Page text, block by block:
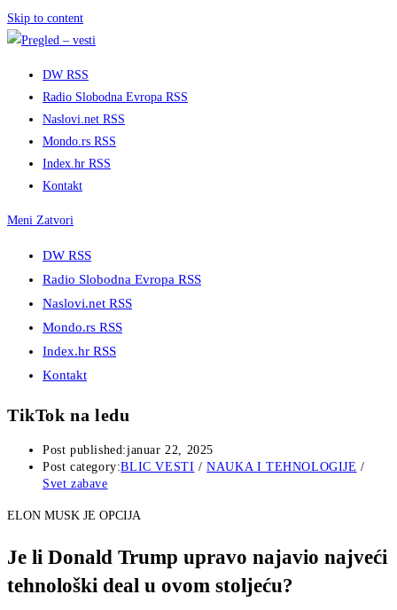
Skip to content
DW RSS
Radio Slobodna Evropa RSS
Naslovi.net RSS
Mondo.rs RSS
Index.hr RSS
Kontakt
Meni Zatvori
DW RSS
Radio Slobodna Evropa RSS
Naslovi.net RSS
Mondo.rs RSS
Index.hr RSS
Kontakt
TikTok na ledu
Post published:januar 22, 2025
Post category:BLIC VESTI / NAUKA I TEHNOLOGIJE /
Svet zabave
ELON MUSK JE OPCIJA
Je li Donald Trump upravo najavio najveći
tehnološki deal u ovom stoljeću?